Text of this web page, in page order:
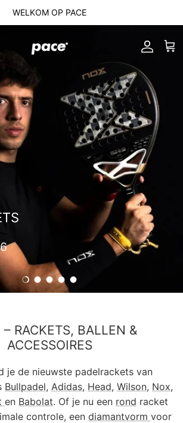
WELKOM OP PACE
Account
Dia laden 1 van 5
Dia laden 2 van 5
Dia laden 3 van 5
Dia laden 4 van 5
Dia laden 5 van 5
– RACKETS, BALLEN &
ACCESSOIRES
je de nieuwste padelrackets van
Bullpadel, Adidas, Head, Wilson, Nox,
en Babolat. Of je nu een rond racket
controle, een diamantvorm voor